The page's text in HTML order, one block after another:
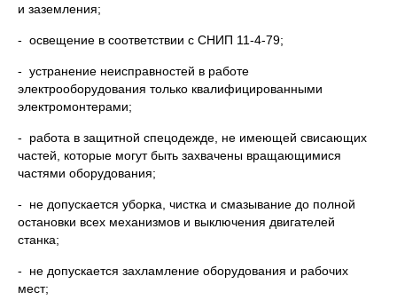
и заземления;
- освещение в соответствии с СНИП 11-4-79;
- устранение неисправностей в работе
электрооборудования только квалифицированными
электромонтерами;
- работа в защитной спецодежде, не имеющей свисающих
частей, которые могут быть захвачены вращающимися
частями оборудования;
- не допускается уборка, чистка и смазывание до полной
остановки всех механизмов и выключения двигателей
станка;
- не допускается захламление оборудования и рабочих
мест;